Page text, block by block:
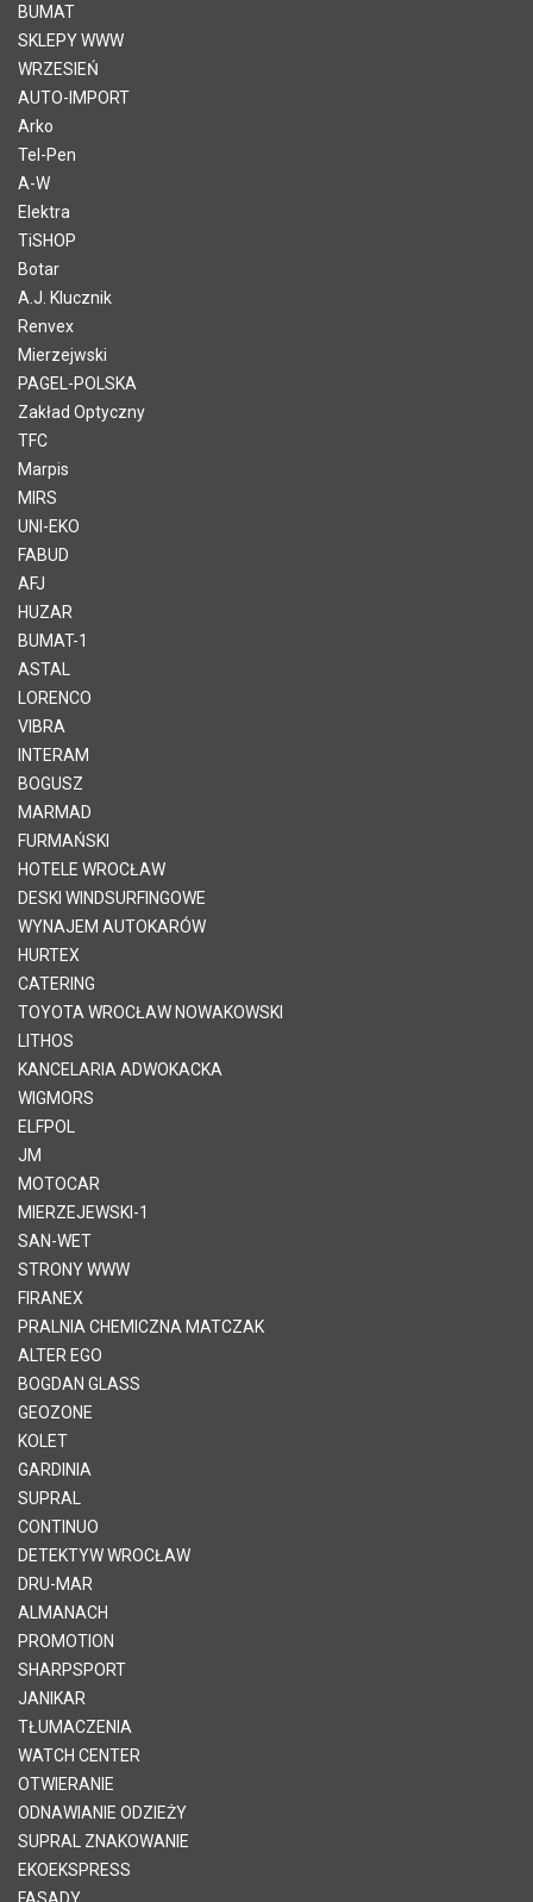
BUMAT
SKLEPY WWW
WRZESIEŃ
AUTO-IMPORT
Arko
Tel-Pen
A-W
Elektra
TiSHOP
Botar
A.J. Klucznik
Renvex
Mierzejwski
PAGEL-POLSKA
Zakład Optyczny
TFC
Marpis
MIRS
UNI-EKO
FABUD
AFJ
HUZAR
BUMAT-1
ASTAL
LORENCO
VIBRA
INTERAM
BOGUSZ
MARMAD
FURMAŃSKI
HOTELE WROCŁAW
DESKI WINDSURFINGOWE
WYNAJEM AUTOKARÓW
HURTEX
CATERING
TOYOTA WROCŁAW NOWAKOWSKI
LITHOS
KANCELARIA ADWOKACKA
WIGMORS
ELFPOL
JM
MOTOCAR
MIERZEJEWSKI-1
SAN-WET
STRONY WWW
FIRANEX
PRALNIA CHEMICZNA MATCZAK
ALTER EGO
BOGDAN GLASS
GEOZONE
KOLET
GARDINIA
SUPRAL
CONTINUO
DETEKTYW WROCŁAW
DRU-MAR
ALMANACH
PROMOTION
SHARPSPORT
JANIKAR
TŁUMACZENIA
WATCH CENTER
OTWIERANIE
ODNAWIANIE ODZIEŻY
SUPRAL ZNAKOWANIE
EKOEKSPRESS
FASADY